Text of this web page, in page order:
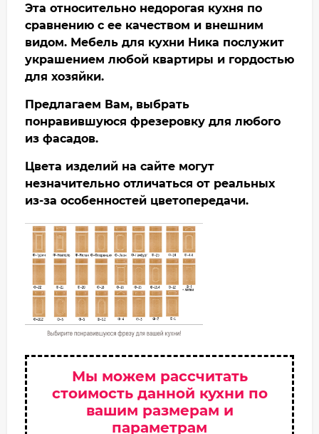
Эта относительно недорогая кухня по
сравнению с ее качеством и внешним
видом. Мебель для кухни Ника послужит
украшением любой квартиры и гордостью
для хозяйки.
Предлагаем Вам, выбрать
понравившуюся фрезеровку для любого
из фасадов.
Цвета изделий на сайте могут
незначительно отличаться от реальных
из-за особенностей цветопередачи.
Мы можем рассчитать
стоимость данной кухни по
вашим размерам и
параметрам